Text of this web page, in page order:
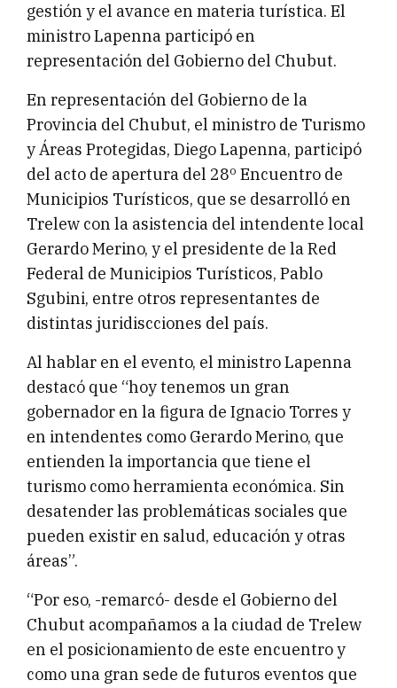
gestión y el avance en materia turística. El
ministro Lapenna participó en
representación del Gobierno del Chubut.
En representación del Gobierno de la
Provincia del Chubut, el ministro de Turismo
y Áreas Protegidas, Diego Lapenna, participó
del acto de apertura del 28º Encuentro de
Municipios Turísticos, que se desarrolló en
Trelew con la asistencia del intendente local
Gerardo Merino, y el presidente de la Red
Federal de Municipios Turísticos, Pablo
Sgubini, entre otros representantes de
distintas juridiscciones del país.
Al hablar en el evento, el ministro Lapenna
destacó que “hoy tenemos un gran
gobernador en la figura de Ignacio Torres y
en intendentes como Gerardo Merino, que
entienden la importancia que tiene el
turismo como herramienta económica. Sin
desatender las problemáticas sociales que
pueden existir en salud, educación y otras
áreas”.
“Por eso, -remarcó- desde el Gobierno del
Chubut acompañamos a la ciudad de Trelew
en el posicionamiento de este encuentro y
como una gran sede de futuros eventos que